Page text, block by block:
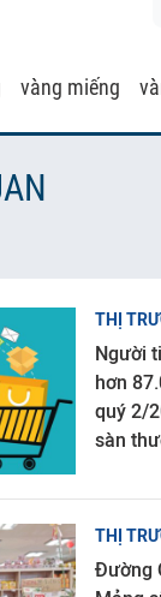
vàng miếng
THỊ
Người
hơn
quý 2/
sàn
THỊ
Đường